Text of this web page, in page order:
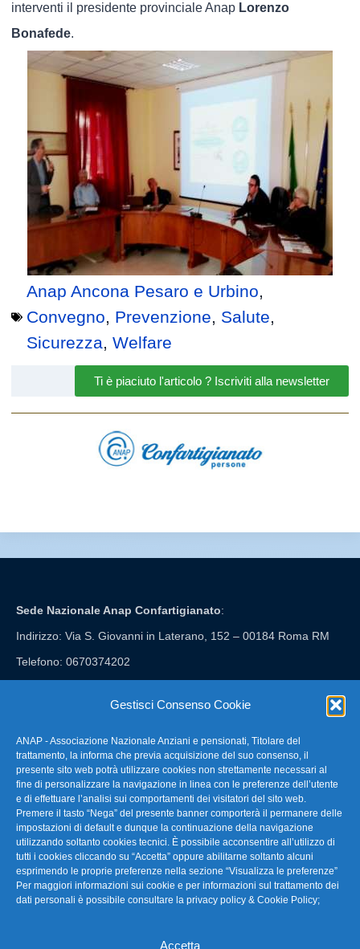
Gestisci Consenso Cookie
ANAP - Associazione Nazionale Anziani e pensionati, Titolare del
trattamento, la informa che previa acquisizione del suo consenso, il
presente sito web potrà utilizzare cookies non strettamente necessari al
fine di personalizzare la navigazione in linea con le preferenze dell’utente
e di effettuare l’analisi sui comportamenti dei visitatori del sito web.
Premere il tasto “Nega” del presente banner comporterà il permanere delle
impostazioni di default e dunque la continuazione della navigazione
utilizzando soltanto cookies tecnici. È possibile acconsentire all’utilizzo di
tutti i cookies cliccando su “Accetta” oppure abilitarne soltanto alcuni
esprimendo le proprie preferenze nella sezione “Visualizza le preferenze”
Per maggiori informazioni sui cookie e per informazioni sul trattamento dei
dati personali è possibile consultare la privacy policy & Cookie Policy;
Accetta
interventi il presidente provinciale Anap Lorenzo
Bonafede.
Anap Ancona Pesaro e Urbino,
Convegno, Prevenzione, Salute,
Sicurezza,Welfare
Ti è piaciuto l'articolo ? Iscriviti alla newsletter
Sede Nazionale Anap Confartigianato:
Indirizzo: Via S. Giovanni in Laterano, 152 – 00184 Roma RM
Telefono: 0670374202
FAQ – Domande Frequenti
La nostra Newsletter
Link Utili
TG Confartigianato
Privacy & Cookie Policy